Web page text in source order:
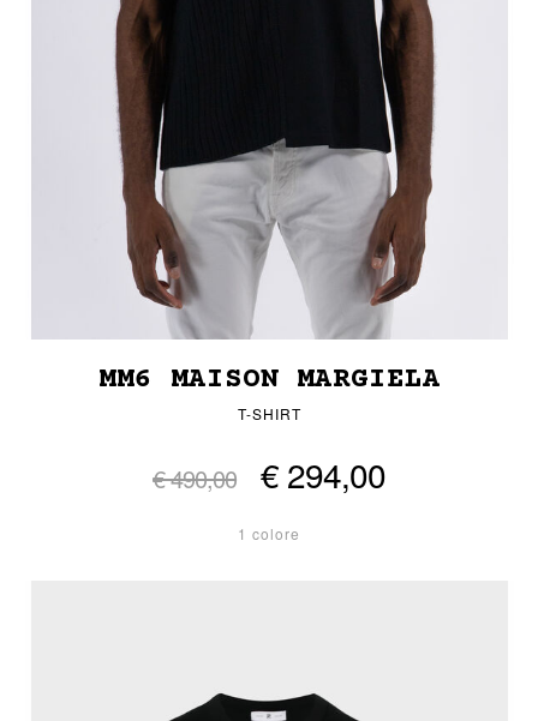
MM6 MAISON MARGIELA
T-SHIRT
€ 490,00 € 294,00
1 colore